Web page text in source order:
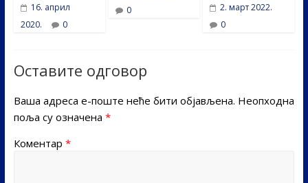
16. април
2020.
0
0
2. март 2022.
0
Оставите одговор
Ваша адреса е-поште неће бити објављена. Неопходна
поља су означена *
Коментар *